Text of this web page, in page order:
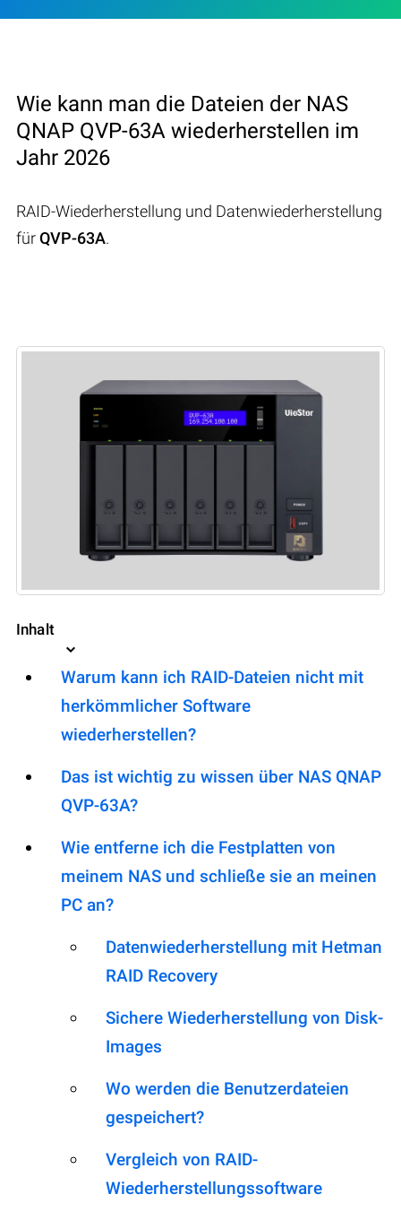
Wie kann man die Dateien der NAS
QNAP QVP-63A wiederherstellen im
Jahr 2026
RAID-Wiederherstellung und Datenwiederherstellung
fürQVP-63A.
Inhalt
Warum kann ich RAID-Dateien nicht mit
herkömmlicher Software
wiederherstellen?
Das ist wichtig zu wissen über NAS QNAP
QVP-63A?
Wie entferne ich die Festplatten von
meinem NAS und schließe sie an meinen
PC an?
Datenwiederherstellung mit Hetman
RAID Recovery
Sichere Wiederherstellung von Disk-
Images
Wo werden die Benutzerdateien
gespeichert?
Vergleich von RAID-
Wiederherstellungssoftware